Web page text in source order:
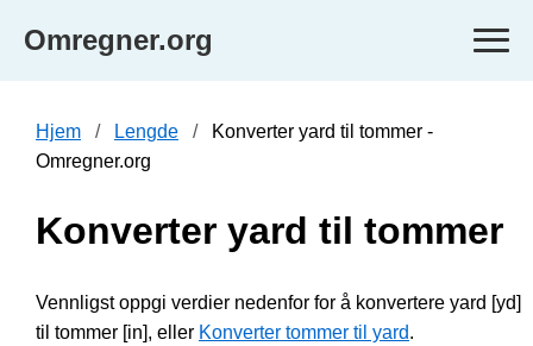
Omregner.org
Hjem Lengde
Konverter yard til tommer -
Omregner.org
Konverter yard til tommer
Vennligst oppgi verdier nedenfor for å konvertere yard [yd]
til tommer [in], eller Konverter tommer til yard.